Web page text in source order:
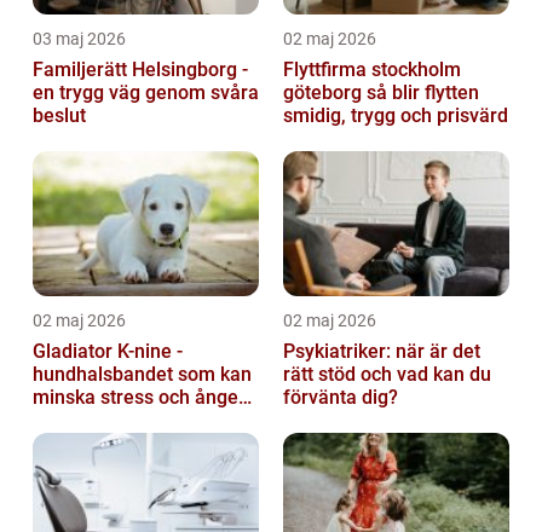
03 maj 2026
Familjerätt Helsingborg -
en trygg väg genom svåra
beslut
02 maj 2026
Flyttfirma stockholm
göteborg så blir flytten
smidig, trygg och prisvärd
02 maj 2026
Gladiator K-nine -
hundhalsbandet som kan
minska stress och ångest
02 maj 2026
Psykiatriker: när är det
rätt stöd och vad kan du
förvänta dig?